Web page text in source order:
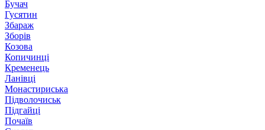
Бучач
Гусятин
Збараж
Зборів
Козова
Копичинці
Кременець
Ланівці
Монастириська
Підволочиськ
Підгайці
Почаїв